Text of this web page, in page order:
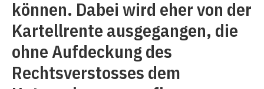
können. Dabei wird eher von der
Kartellrente ausgegangen, die
ohne Aufdeckung des
Rechtsverstosses dem